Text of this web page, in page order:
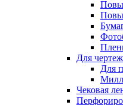
Для
Для
Чековая